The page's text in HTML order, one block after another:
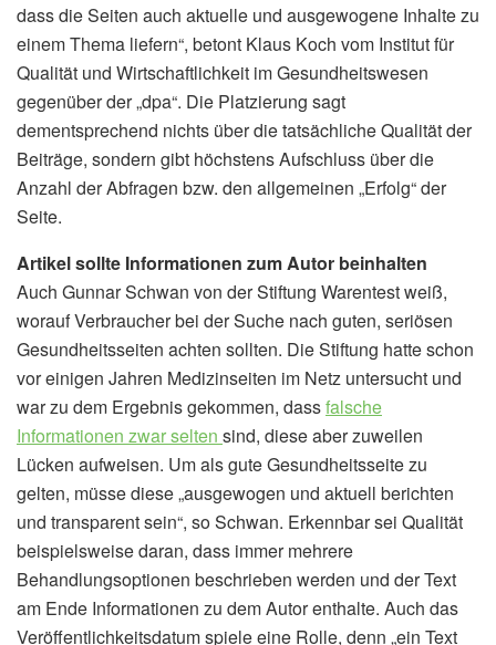
dass die Seiten auch aktuelle und ausgewogene Inhalte zu
einem Thema liefern“, betont Klaus Koch vom Institut für
Qualität und Wirtschaftlichkeit im Gesundheitswesen
gegenüber der „dpa“. Die Platzierung sagt
dementsprechend nichts über die tatsächliche Qualität der
Beiträge, sondern gibt höchstens Aufschluss über die
Anzahl der Abfragen bzw. den allgemeinen „Erfolg“ der
Seite.
Artikel sollte Informationen zum Autor beinhalten
Auch Gunnar Schwan von der Stiftung Warentest weiß,
worauf Verbraucher bei der Suche nach guten, seriösen
Gesundheitsseiten achten sollten. Die Stiftung hatte schon
vor einigen Jahren Medizinseiten im Netz untersucht und
war zu dem Ergebnis gekommen, dassfalsche
Informationen zwar selten sind, diese aber zuweilen
Lücken aufweisen. Um als gute Gesundheitsseite zu
gelten, müsse diese „ausgewogen und aktuell berichten
und transparent sein“, so Schwan. Erkennbar sei Qualität
beispielsweise daran, dass immer mehrere
Behandlungsoptionen beschrieben werden und der Text
am Ende Informationen zu dem Autor enthalte. Auch das
Veröffentlichkeitsdatum spiele eine Rolle, denn „ein Text